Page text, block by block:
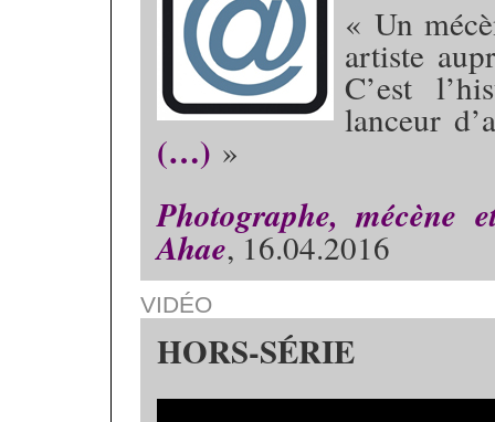
« Un
artiste
C’est
lanceur
(…) »
Photographe, mécène
Ahae, 16.04.2016
VIDÉO
HORS-SÉRIE